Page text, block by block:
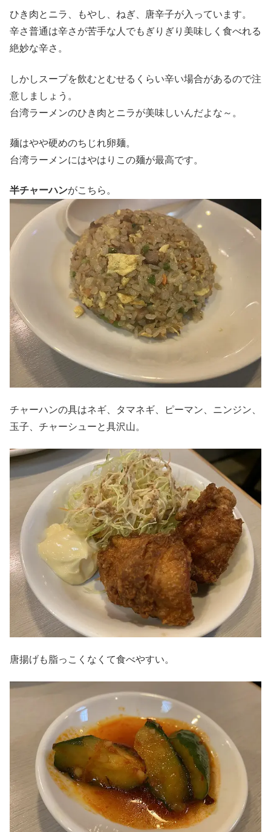
ひき肉とニラ、もやし、ねぎ、唐辛子が入っています。
辛さ普通は辛さが苦手な人でもぎりぎり美味しく食べれる
絶妙な辛さ。
しかしスープを飲むとむせるくらい辛い場合があるので注
意しましょう。
台湾ラーメンのひき肉とニラが美味しいんだよな～。
麺はやや硬めのちじれ卵麺。
台湾ラーメンにはやはりこの麺が最高です。
半チャーハンがこちら。
チャーハンの具はネギ、タマネギ、ピーマン、ニンジン、
玉子、チャーシューと具沢山。
唐揚げも脂っこくなくて食べやすい。